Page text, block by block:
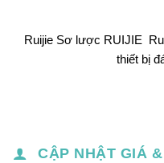
Ruijie Sơ lược RUIJIE
thiết bị
CẬP NHẬT GIÁ